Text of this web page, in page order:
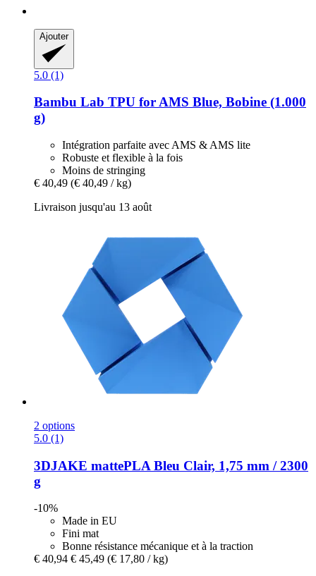
Ajouter
5.0 (1)
Bambu Lab TPU for AMS Blue, Bobine (1.000
g)
Intégration parfaite avec AMS & AMS lite
Robuste et flexible à la fois
Moins de stringing
€ 40,49 (€ 40,49 / kg)
Livraison jusqu'au 13 août
2 options
5.0 (1)
3DJAKE mattePLA Bleu Clair, 1,75 mm / 2300
g
-10%
Made in EU
Fini mat
Bonne résistance mécanique et à la traction
€ 40,94 € 45,49 (€ 17,80 / kg)